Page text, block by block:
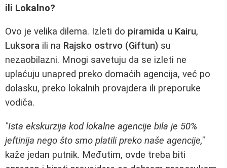
ili Lokalno?
Ovo je velika dilema. Izleti do piramida u Kairu,
Luksora ili na Rajsko ostrvo (Giftun) su
nezaobilazni. Mnogi savetuju da se izleti ne
uplaćuju unapred preko domaćih agencija, već po
dolasku, preko lokalnih provajdera ili preporuke
vodiča.
"Ista ekskurzija kod lokalne agencije bila je 50%
jeftinija nego što smo platili preko naše agencije,"
kaže jedan putnik. Međutim, ovde treba biti